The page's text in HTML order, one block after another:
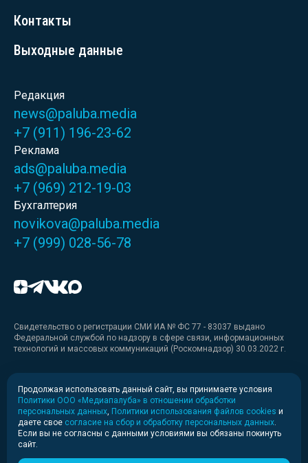
Контакты
Выходные данные
Редакция
news@paluba.media
+7 (911) 196-23-62
Реклама
ads@paluba.media
+7 (969) 212-19-03
Бухгалтерия
novikova@paluba.media
+7 (999) 028-56-78
Свидетельство о регистрации СМИ ИА № ФС 77 - 83037 выдано
Федеральной службой по надзору в сфере связи, информационных
технологий и массовых коммуникаций (Роскомнадзор) 30.03.2022 г.
Медиакит
Медиакит для печати
Политика конфиденциальности
© 2020-2026 Информационное агентство «Медиапалуба»
Продолжая использовать данный сайт, вы принимаете условия
Политики ООО «Медиапалуба» в отношении обработки
персональных данных Политики использования файлов cookies и
даете свое согласие на сбор и обработку персональных данных
Если вы не согласны с данными условиями вы обязаны покинуть
сайт.